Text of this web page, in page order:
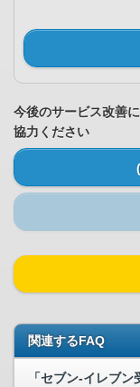
今後のサービス改善
協力ください
関連するFAQ